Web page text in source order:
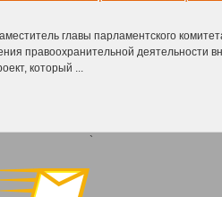
главы парламентского
правоохранительной деятельности
который ...
`